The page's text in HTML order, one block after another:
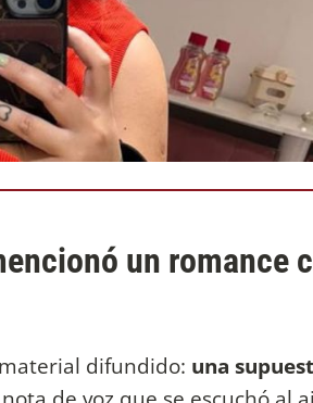
un romance
difundido: una